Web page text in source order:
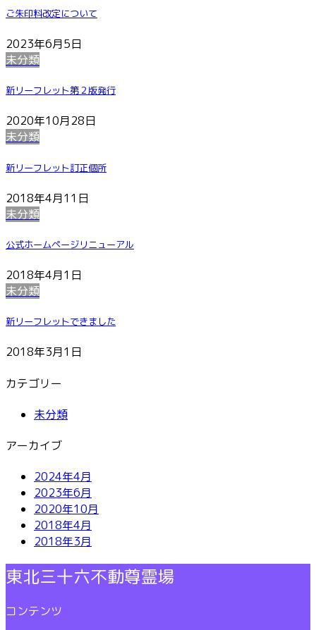
ご朱印料改定について
2023年6月5日
未分類
新リーフレット第２版発行
2020年10月28日
未分類
新リーフレット訂正個所
2018年4月11日
未分類
公式ホームページリニューアル
2018年4月1日
未分類
新リーフレットできました
2018年3月1日
カテゴリー
未分類
アーカイブ
2024年4月
2023年6月
2020年10月
2018年4月
2018年3月
東北三十六不動尊霊場
コンテンツ